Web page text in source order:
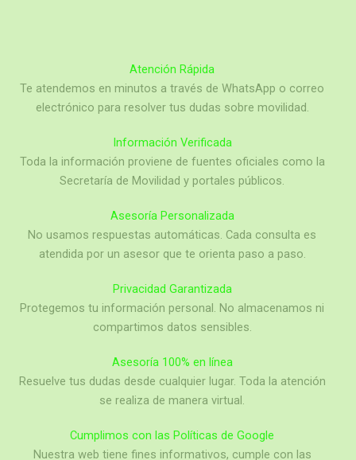
Atención Rápida
Te atendemos en minutos a través de WhatsApp o correo
electrónico para resolver tus dudas sobre movilidad.
Información Verificada
Toda la información proviene de fuentes oficiales como la
Secretaría de Movilidad y portales públicos.
Asesoría Personalizada
No usamos respuestas automáticas. Cada consulta es
atendida por un asesor que te orienta paso a paso.
Privacidad Garantizada
Protegemos tu información personal. No almacenamos ni
compartimos datos sensibles.
Asesoría 100% en línea
Resuelve tus dudas desde cualquier lugar. Toda la atención
se realiza de manera virtual.
Cumplimos con las Políticas de Google
Nuestra web tiene fines informativos, cumple con las